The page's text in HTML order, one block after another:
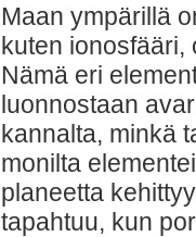
Maan ympärillä
kuten
Nämä eri
luonnostaan
kannalta, minkä
monilta
planeetta
tapahtuu, kun